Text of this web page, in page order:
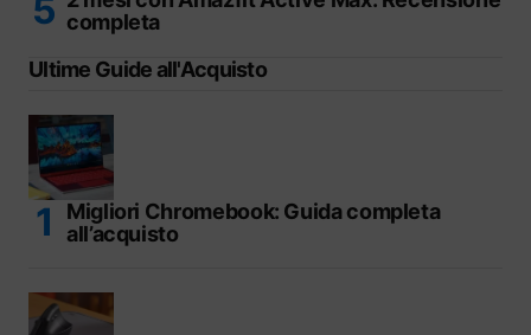
completa
Ultime Guide all'Acquisto
Migliori Chromebook: Guida completa
all’acquisto